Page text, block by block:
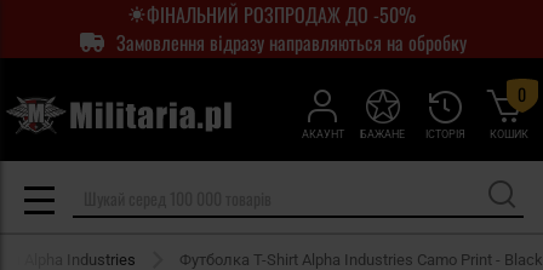
ФІНАЛЬНИЙ РОЗПРОДАЖ ДО -50%
Замовлення відразу направляються на обробку
АКАУНТ ІСТОРІЯ
БАЖАНЕ КОШИК
0
Alpha Industries Футболка T-Shirt Alpha Industries Camo Print - Black